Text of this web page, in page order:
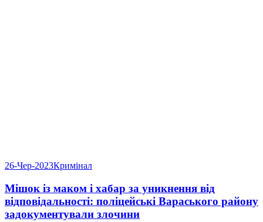
26-Чер-2023Кримінал
Мішок із маком і хабар за уникнення від
відповідальності: поліцейські Вараського району
задокументували злочини